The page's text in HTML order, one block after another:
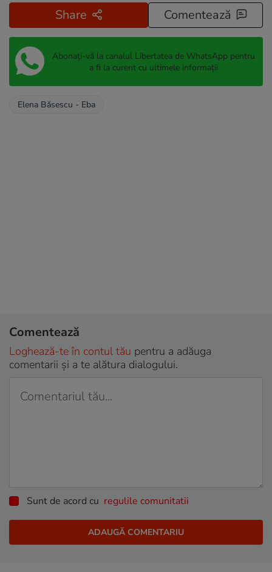
Share Comentează
Abonați-vă la canalul Libertatea de WhatsApp pentru
a fi la curent cu ultimele informații
Elena Băsescu - Eba
Comentează
Loghează-te în contul tău pentru a adăuga
comentarii și a te alătura dialogului.
Sunt de acord cu regulile comunitatii